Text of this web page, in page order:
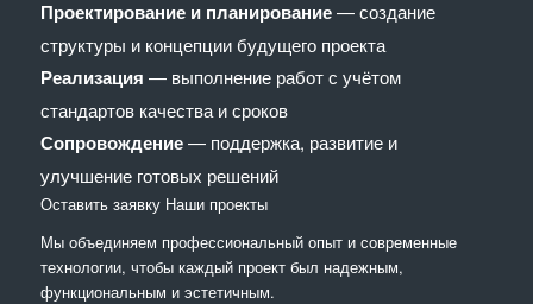
Проектирование и планирование— создание
структуры и концепции будущего проекта
Реализация — выполнение работ с учётом
стандартов качества и сроков
Сопровождение— поддержка, развитие и
улучшение готовых решений
Оставить заявку Наши проекты
Мы объединяем профессиональный опыт и современные
технологии, чтобы каждый проект был надежным,
функциональным и эстетичным.